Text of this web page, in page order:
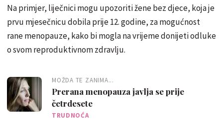
Na primjer, liječnici mogu upozoriti žene bez djece, koja je
prvu mjesečnicu dobila prije 12. godine, za mogućnost
rane menopauze, kako bi mogla na vrijeme donijeti odluke
o svom reproduktivnom zdravlju.
MOŽDA TE ZANIMA...
Prerana menopauza javlja se prije
četrdesete
TRUDNOĆA